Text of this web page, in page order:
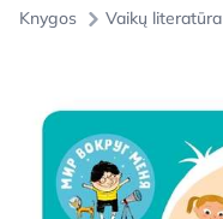
Knygos Vaikų literatūra